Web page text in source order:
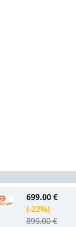
699.00 €
(-22%)
899.00 €